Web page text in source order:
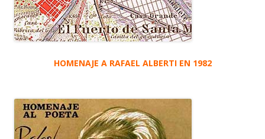
HOMENAJE A RAFAEL ALBERTI EN 1982